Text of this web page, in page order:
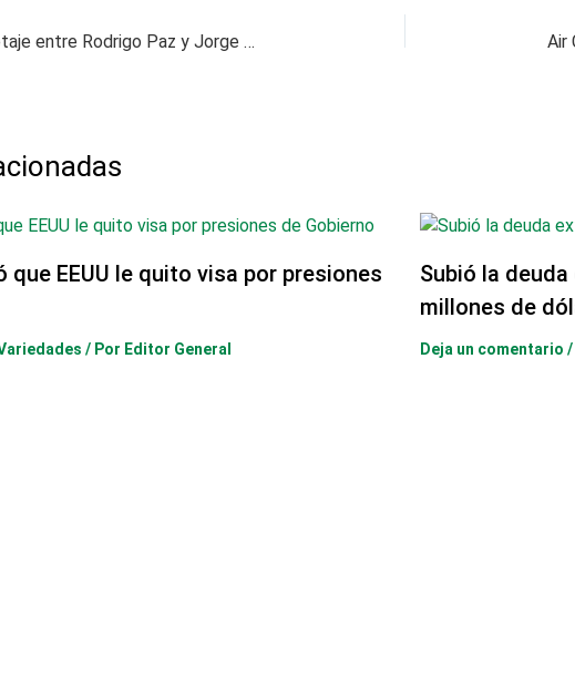
Bolivia irá a un inédito balotaje entre Rodrigo Paz y Jorge Quiroga con récord del voto nulo
que EEUU le quito visa por presiones
/ Por Editor General
Subió la
millones de
Deja un comentario /